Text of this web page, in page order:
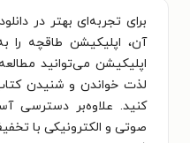
برای تجربه‌ای بهتر در
آن، اپلیکیشن طاقچه را
اپلیکیشن می‌توانید
لذت خواندن و شنیدن
کنید. علاوه‌بر دسترسی
صوتی و الکترونیکی با